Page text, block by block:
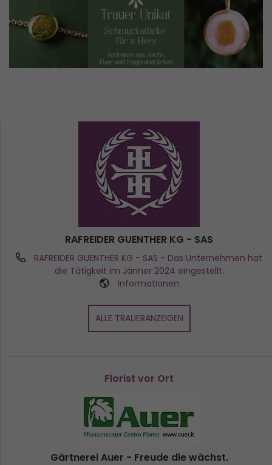
RAFREIDER GUENTHER KG - SAS
RAFREIDER GUENTHER KG - SAS - Das Unternehmen hat
die Tätigkeit im Jänner 2024 eingestellt.
Informationen
ALLE TRAUERANZEIGEN
Florist vor Ort
Gärtnerei Auer - Freude die wächst.